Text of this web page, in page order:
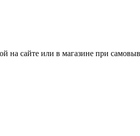
на сайте или в магазине при